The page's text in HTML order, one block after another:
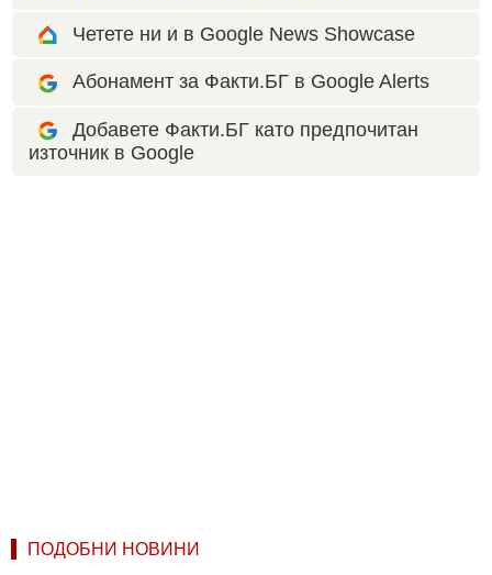
Четете ни и в Google News Showcase
Абонамент за Факти.БГ в Google Alerts
Добавете Факти.БГ като предпочитан
източник в Google
ПОДОБНИ НОВИНИ